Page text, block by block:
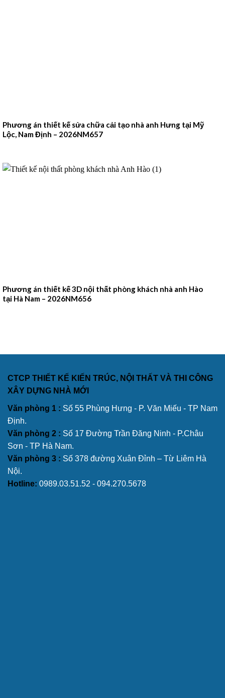
Phương án thiết kế sửa chữa cải tạo nhà anh Hưng tại Mỹ
Lộc, Nam Định – 2026NM657
Phương án thiết kế 3D nội thất phòng khách nhà anh Hào
tại Hà Nam – 2026NM656
CTCP THIẾT KẾ KIẾN TRÚC, NỘI THẤT VÀ THI CÔNG
XÂY DỰNG NHÀ MỚI
Văn phòng 1 : Số 55 Phùng Hưng - P. Văn Miếu - TP Nam
Định.
Văn phòng 2 : Số 17 Đường Trần Đăng Ninh - P.Châu
Sơn - TP Hà Nam.
Văn phòng 3 : Số 378 đường Xuân Đỉnh – Từ Liêm Hà
Nội.
Hotline: 0989.03.51.52 - 094.270.5678